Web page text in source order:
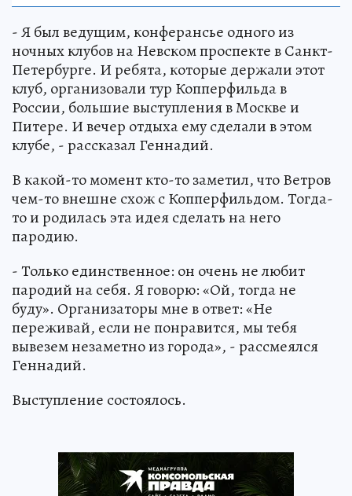
- Я был ведущим, конферансье одного из
ночных клубов на Невском проспекте в Санкт-
Петербурге. И ребята, которые держали этот
клуб, организовали тур Копперфильда в
России, большие выступления в Москве и
Питере. И вечер отдыха ему сделали в этом
клубе, - рассказал Геннадий.
В какой-то момент кто-то заметил, что Ветров
чем-то внешне схож с Копперфильдом. Тогда-
то и родилась эта идея сделать на него
пародию.
- Только единственное: он очень не любит
пародий на себя. Я говорю: «Ой, тогда не
буду». Организаторы мне в ответ: «Не
переживай, если не понравится, мы тебя
вывезем незаметно из города», - рассмеялся
Геннадий.
Выступление состоялось.